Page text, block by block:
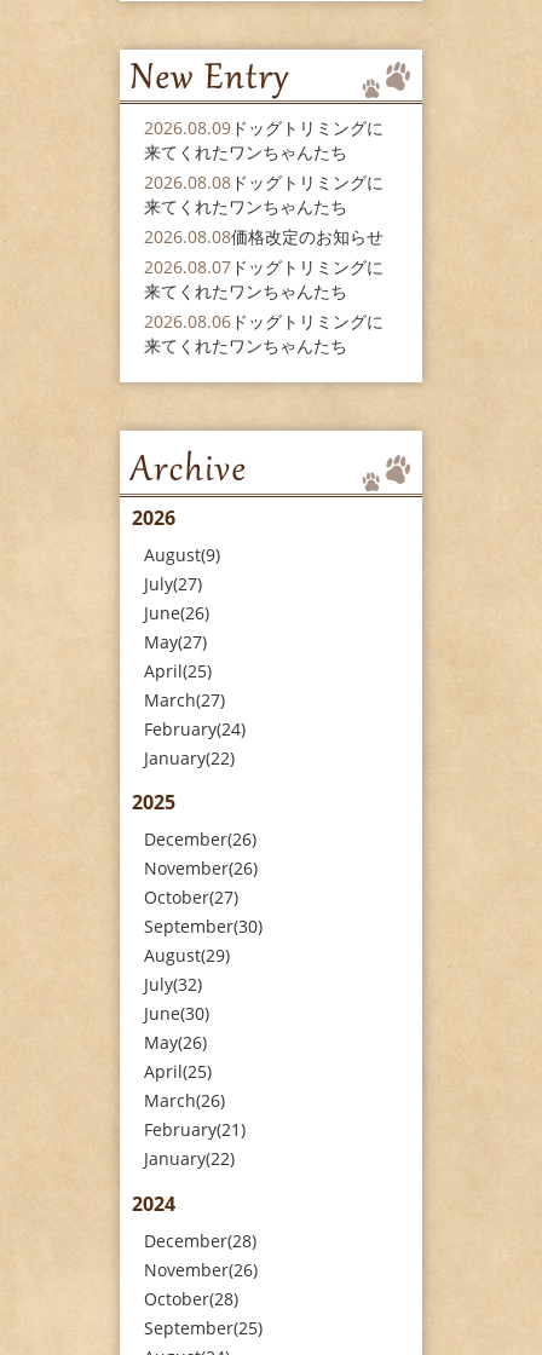
2026.08.09 ドッグトリミングに
来てくれたワンちゃんたち
2026.08.08 ドッグトリミングに
来てくれたワンちゃんたち
2026.08.08価格改定のお知らせ
2026.08.07 ドッグトリミングに
来てくれたワンちゃんたち
2026.08.06 ドッグトリミングに
来てくれたワンちゃんたち
2026
August(9)
July(27)
June(26)
May(27)
April(25)
March(27)
February(24)
January(22)
2025
December(26)
November(26)
October(27)
September(30)
August(29)
July(32)
June(30)
May(26)
April(25)
March(26)
February(21)
January(22)
2024
December(28)
November(26)
October(28)
September(25)